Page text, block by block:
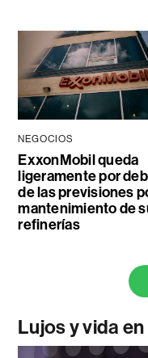
NEGOCIOS
ExxonMobil queda
ligeramente por
de las previsiones
mantenimiento de
refinerías
Lujos y vida